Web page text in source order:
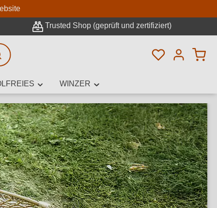
Trusted Shop (geprüft und zertifiziert)
Du hast 0
WINZER
Suche